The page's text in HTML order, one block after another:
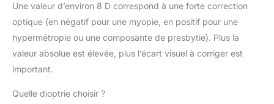
Une valeur d’environ 8 D correspond à une forte correction
optique (en négatif pour une myopie, en positif pour une
hypermétropie ou une composante de presbytie). Plus la
valeur absolue est élevée, plus l’écart visuel à corriger est
important.
Quelle dioptrie choisir ?